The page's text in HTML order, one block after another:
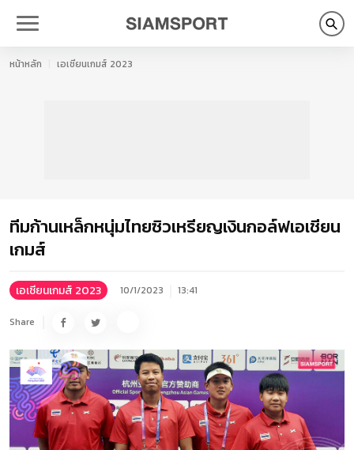
หน้าหลัก เอเชียนเกมส์ 2023
ทีมก้านเหล็กหนุ่มไทยซิวเหรียญเงินกอล์ฟเอเชียน
เกมส์
เอเชียนเกมส์ 2023 10/1/2023 13:41
Share